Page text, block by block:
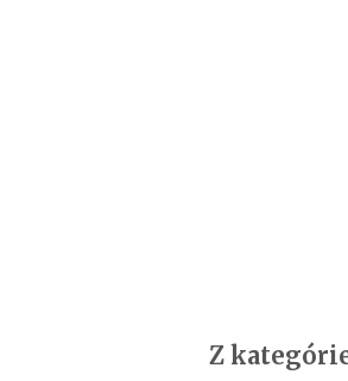
Z